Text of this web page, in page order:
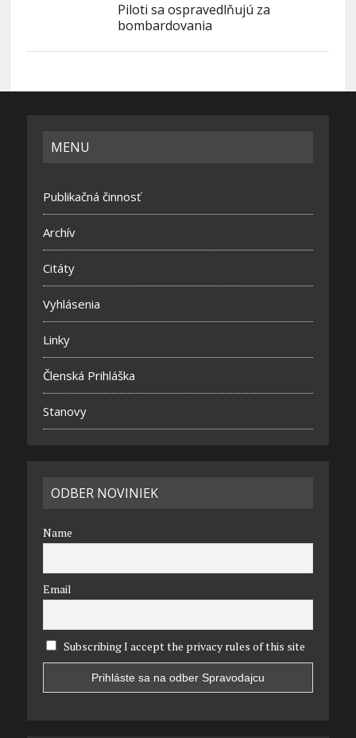
Piloti sa ospravedlňujú za
bombardovania
MENU
Publikačná činnosť
Archív
Citáty
Vyhlásenia
Linky
Členská Prihláška
Stanovy
ODBER NOVINIEK
Name
Email
Subscribing I accept the privacy rules of this site